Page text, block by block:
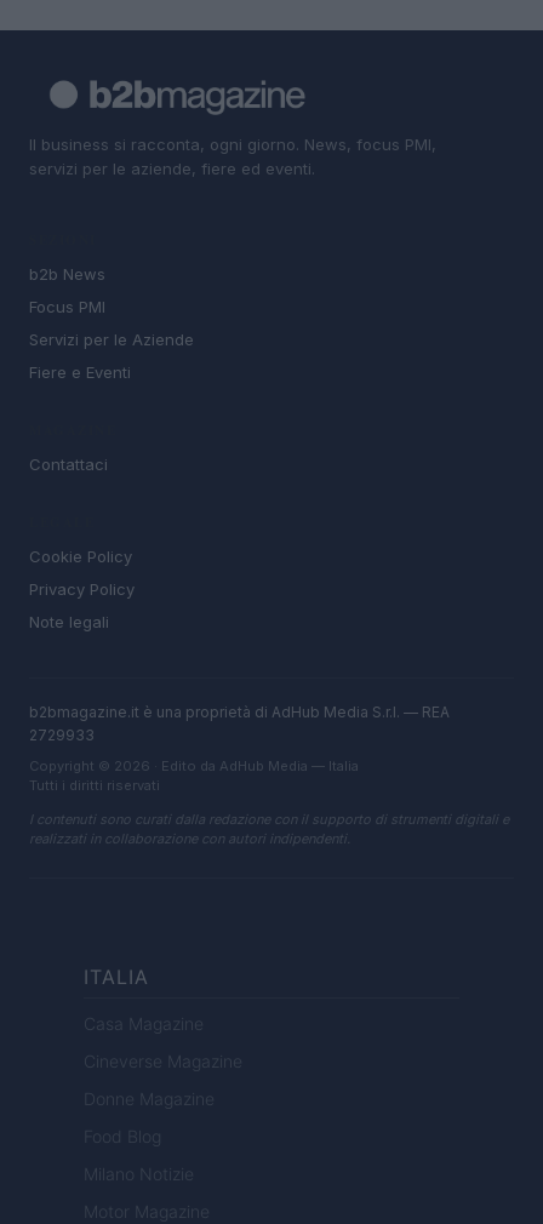
Il business si racconta, ogni giorno. News, focus PMI,
servizi per le aziende, fiere ed eventi.
b2b News
Focus PMI
Servizi per le Aziende
Fiere e Eventi
Contattaci
Cookie Policy
Privacy Policy
Note legali
b2bmagazine.it è una proprietà di AdHub Media S.r.l. — REA
2729933
Copyright © 2026 · Edito da AdHub Media — Italia
Tutti i diritti riservati
I contenuti sono curati dalla redazione con il supporto di strumenti digitali e
realizzati in collaborazione con autori indipendenti.
ITALIA
Casa Magazine
Cineverse Magazine
Donne Magazine
Food Blog
Milano Notizie
Motor Magazine